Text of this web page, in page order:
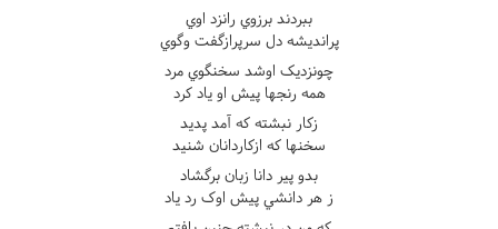
ببردند برزوي رانزد اوي
پرانديشه دل سرپرازگفت وگوي
چونزديک اوشد سخنگوي مرد
همه رنجها پيش او ياد کرد
زکار نبشته که آمد پديد
سخنها که ازکاردانان شنيد
بدو پير دانا زبان برگشاد
ز هر دانشي پيش اوک رد ياد